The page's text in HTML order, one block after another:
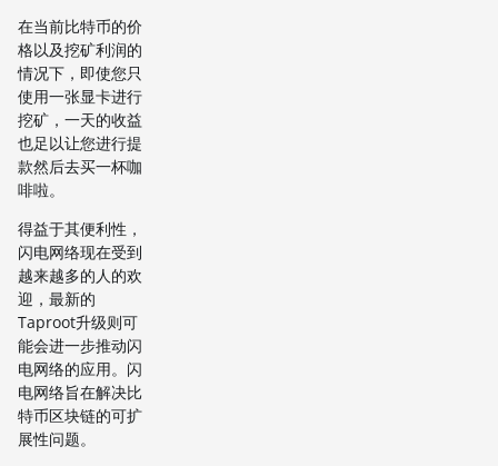
在当前比特币的价
格以及挖矿利润的
情况下，即使您只
使用一张显卡进行
挖矿，一天的收益
也足以让您进行提
款然后去买一杯咖
啡啦。
得益于其便利性，
闪电网络现在受到
越来越多的人的欢
迎，最新的
Taproot升级则可
能会进一步推动闪
电网络的应用。闪
电网络旨在解决比
特币区块链的可扩
展性问题。